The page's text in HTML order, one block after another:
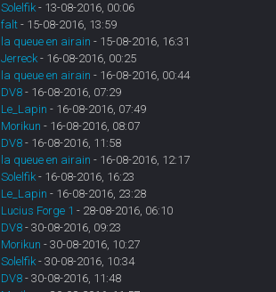
Solelfik- 13-08-2016, 00:06
falt- 15-08-2016, 13:59
la queue en airain - 15-08-2016, 16:31
Jerreck- 16-08-2016, 00:25
la queue en airain - 16-08-2016, 00:44
DV8- 16-08-2016, 07:29
Le_Lapin - 16-08-2016, 07:49
Morikun - 16-08-2016, 08:07
DV8- 16-08-2016, 11:58
la queue en airain - 16-08-2016, 12:17
Solelfik- 16-08-2016, 16:23
Le_Lapin - 16-08-2016, 23:28
Lucius Forge 1 - 28-08-2016, 06:10
DV8- 30-08-2016, 09:23
Morikun - 30-08-2016, 10:27
Solelfik- 30-08-2016, 10:34
DV8- 30-08-2016, 11:48